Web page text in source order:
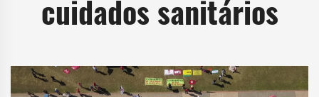
cuidados sanitários